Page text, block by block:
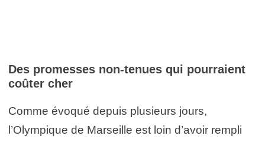
Des promesses non-tenues qui pourraient
coûter cher
Comme évoqué depuis plusieurs jours,
l’Olympique de Marseille est loin d’avoir rempli